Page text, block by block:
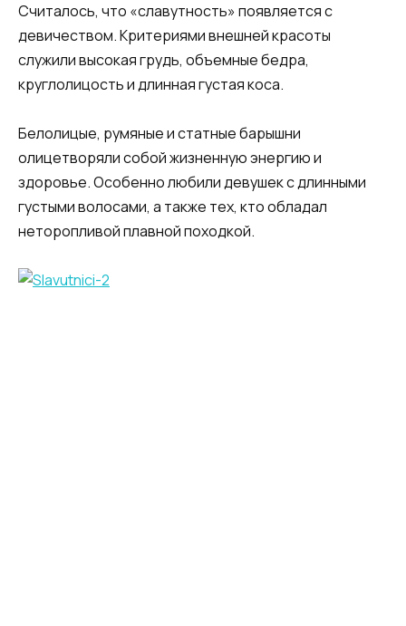
Считалось, что «славутность» появляется с
девичеством. Критериями внешней красоты
служили высокая грудь, объемные бедра,
круглолицость и длинная густая коса.
Белолицые, румяные и статные барышни
олицетворяли собой жизненную энергию и
здоровье. Особенно любили девушек с длинными
густыми волосами, а также тех, кто обладал
неторопливой плавной походкой.